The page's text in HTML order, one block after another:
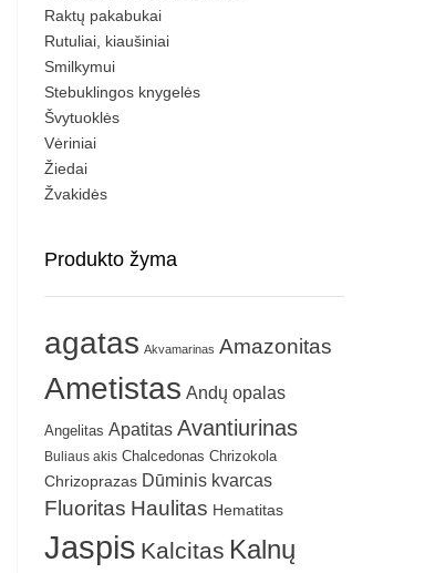
Raktų pakabukai
Rutuliai, kiaušiniai
Smilkymui
Stebuklingos knygelės
Švytuoklės
Vėriniai
Žiedai
Žvakidės
Produkto žyma
agatas Akvamarinas Amazonitas
Ametistas Andų opalas
Angelitas Apatitas Avantiurinas
Buliaus akis Chalcedonas Chrizokola
Chrizoprazas Dūminis kvarcas
Fluoritas Haulitas Hematitas
Jaspis Kalcitas Kalnų